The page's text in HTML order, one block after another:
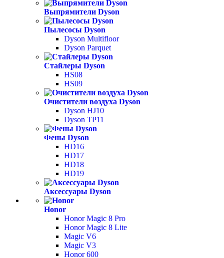
Выпрямители Dyson
Пылесосы Dyson
Dyson Multifloor
Dyson Parquet
Стайлеры Dyson
HS08
HS09
Очистители воздуха Dyson
Dyson HJ10
Dyson TP11
Фены Dyson
HD16
HD17
HD18
HD19
Аксессуары Dyson
Honor
Honor Magic 8 Pro
Honor Magic 8 Lite
Magic V6
Magic V3
Honor 600